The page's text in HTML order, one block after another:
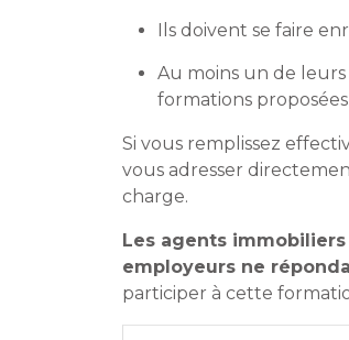
Ils doivent se faire
Au moins un de
formations proposées
Si vous remplissez
vous adresser
charge.
Les agents
employeurs ne
participer à cette